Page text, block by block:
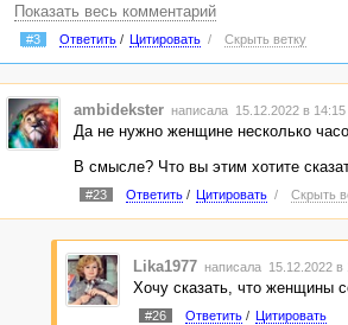
"движением глаз намекнула посмотреть еще
"За ними – это фраза прозвучало так
Может, тут другое слово подобрать?
"поехали теперь ко мне, усыпим всю
"Дурочка моя, выйдешь за меня?" можно
делают. И вообще выглядит как будто
И невеста моментально ответила "Да", в
Это все можно было доработать.
Огрехов много. Детектив есть, но сути нет.
Показать весь комментарий
#3 Ответить/ Цитировать / Скрыть ветку
ambidekster написала 15.12.2022 в 14:15
Да не нужно женщине несколько
В смысле? Что вы этим хотите
#23 Ответить/ Цитировать / Скрыть
Lika1977 написала 15.12.2022 в
Хочу сказать, что женщины
#26 Ответить/ Цитировать